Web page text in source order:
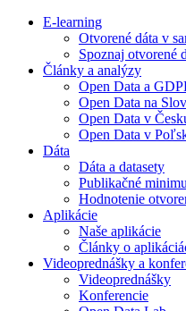
E-learning
Otvorené dáta v
Spoznaj otvorené
Články a analýzy
Open Data a
Open Data na
Open Data v
Open Data v
Dáta
Dáta a datasety
Publikačné
Hodnotenie
Aplikácie
Naše aplikácie
Články o
Videoprednášky a
Videoprednášky
Konferencie